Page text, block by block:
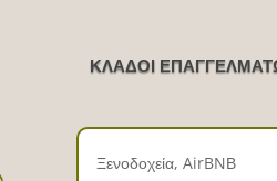
ΚΛΑΔΟΙ
Ξενοδοχεία, AirBNΒ